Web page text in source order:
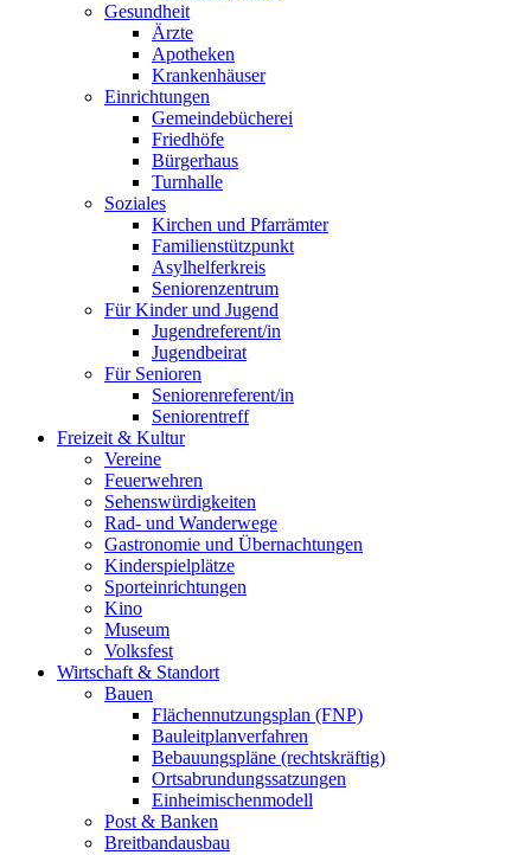
Gesundheit
Ärzte
Apotheken
Krankenhäuser
Einrichtungen
Gemeindebücherei
Friedhöfe
Bürgerhaus
Turnhalle
Soziales
Kirchen und Pfarrämter
Familienstützpunkt
Asylhelferkreis
Seniorenzentrum
Für Kinder und Jugend
Jugendreferent/in
Jugendbeirat
Für Senioren
Seniorenreferent/in
Seniorentreff
Freizeit & Kultur
Vereine
Feuerwehren
Sehenswürdigkeiten
Rad- und Wanderwege
Gastronomie und Übernachtungen
Kinderspielplätze
Sporteinrichtungen
Kino
Museum
Volksfest
Wirtschaft & Standort
Bauen
Flächennutzungsplan (FNP)
Bauleitplanverfahren
Bebauungspläne (rechtskräftig)
Ortsabrundungssatzungen
Einheimischenmodell
Post & Banken
Breitbandausbau